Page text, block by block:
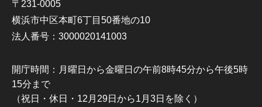
〒231-0005
横浜市中区本町6丁目50番地の10
法人番号：3000020141003
開庁時間：月曜日から金曜日の午前8時45分から午後5時
15分まで
（祝日・休日・12月29日から1月3日を除く）